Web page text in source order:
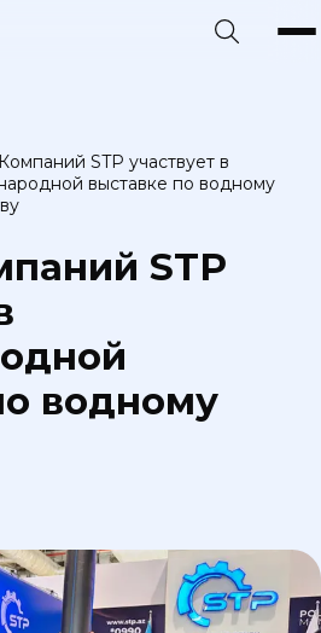
STP участвует в
выставке по водному
STP
водному